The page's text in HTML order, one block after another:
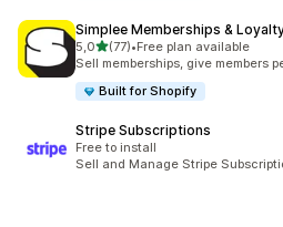
Simplee Memberships &
5,05 yıldız üzerinden
(77)
toplam 77 değerlendirme
•Free plan available
Sell memberships, give members
Built for Shopify
Stripe Subscriptions
Free to install
Sell and Manage Stripe